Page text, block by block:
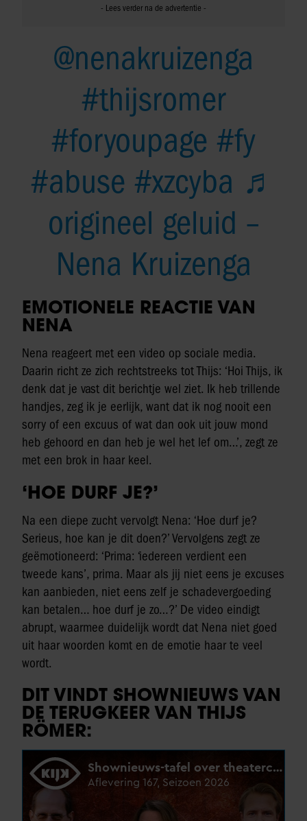
@nenakruizenga
#thijsromer
#foryoupage #fy
#abuse #xzcyba ♬
origineel geluid –
Nena Kruizenga
EMOTIONELE REACTIE VAN
NENA
Nena reageert met een video op sociale media.
Daarin richt ze zich rechtstreeks tot Thijs: ‘Hoi Thijs, ik
denk dat je vast dit berichtje wel ziet. Ik heb trillende
handjes, zeg ik je eerlijk, want dat ik nog nooit een
sorry of een excuus of wat dan ook uit jouw mond
heb gehoord en dan heb je wel het lef om…’, zegt ze
met een brok in haar keel.
‘HOE DURF JE?’
Na een diepe zucht vervolgt Nena: ‘Hoe durf je?
Serieus, hoe kan je dit doen?’ Vervolgens zegt ze
geëmotioneerd: ‘Prima: ‘iedereen verdient een
tweede kans’, prima. Maar als jij niet eens je excuses
kan aanbieden, niet eens zelf je schadevergoeding
kan betalen… hoe durf je zo…?’ De video eindigt
abrupt, waarmee duidelijk wordt dat Nena niet goed
uit haar woorden komt en de emotie haar te veel
wordt.
DIT VINDT SHOWNIEUWS VAN
DE TERUGKEER VAN THIJS
RÖMER: